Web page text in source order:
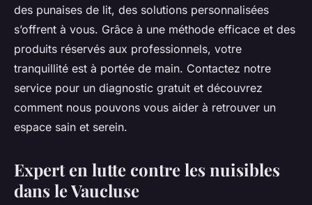
des punaises de lit, des solutions personnalisées
s’offrent à vous. Grâce à une méthode efficace et des
produits réservés aux professionnels, votre
tranquillité est à portée de main. Contactez notre
service pour un diagnostic gratuit et découvrez
comment nous pouvons vous aider à retrouver un
espace sain et serein.
Expert en lutte contre les nuisibles
dans le Vaucluse